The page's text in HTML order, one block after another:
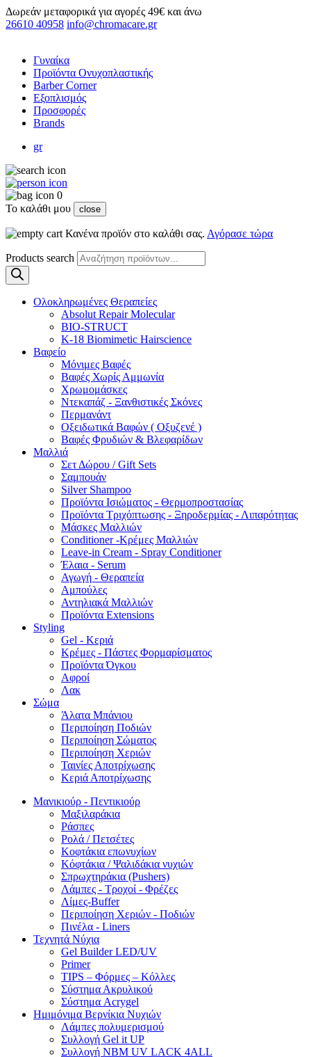
Δωρεάν μεταφορικά για αγορές 49€ και άνω
26610 40958 info@chromacare.gr
Γυναίκα
Προϊόντα Ονυχοπλαστικής
Barber Corner
Εξοπλισμός
Προσφορές
Brands
gr
0
Το καλάθι μου
close
Κανένα προϊόν στο καλάθι σας. Αγόρασε τώρα
Products search
Ολοκληρωμένες Θεραπείες
Absolut Repair Molecular
BIO-STRUCT
K-18 Biomimetic Hairscience
Βαφείο
Μόνιμες Βαφές
Βαφές Χωρίς Αμμωνία
Χρωμομάσκες
Ντεκαπάζ - Ξανθιστικές Σκόνες
Περμανάντ
Οξειδωτικά Βαφών ( Οξυζενέ )
Βαφές Φρυδιών & Βλεφαρίδων
Μαλλιά
Σετ Δώρου / Gift Sets
Σαμπουάν
Silver Shampoo
Προϊόντα Ισιώματος - Θερμοπροστασίας
Προϊόντα Τριχόπτωσης - Ξηροδερμίας - Λιπαρότητας
Μάσκες Μαλλιών
Conditioner -Κρέμες Μαλλιών
Leave-in Cream - Spray Conditioner
Έλαια - Serum
Αγωγή - Θεραπεία
Αμπούλες
Αντηλιακά Μαλλιών
Προϊόντα Extensions
Styling
Gel - Κεριά
Κρέμες - Πάστες Φορμαρίσματος
Προϊόντα Όγκου
Αφροί
Λακ
Σώμα
Άλατα Μπάνιου
Περιποίηση Ποδιών
Περιποίηση Σώματος
Περιποίηση Χεριών
Ταινίες Αποτρίχωσης
Κεριά Αποτρίχωσης
Μανικιούρ - Πεντικιούρ
Μαξιλαράκια
Ράσπες
Ρολά / Πετσέτες
Κοφτάκια επωνυχίων
Κόφτάκια / Ψαλιδάκια νυχιών
Σπρωχτηράκια (Pushers)
Λάμπες - Τροχοί - Φρέζες
Λίμες-Buffer
Περιποίηση Χεριών - Ποδιών
Πινέλα - Liners
Τεχνητά Νύχια
Gel Builder LED/UV
Primer
TIPS – Φόρμες – Κόλλες
Σύστημα Ακρυλικού
Σύστημα Acrygel
Ημιμόνιμα Βερνίκια Νυχιών
Λάμπες πολυμερισμού
Συλλογή Gel it UP
Συλλογή NBM UV LACK 4ALL